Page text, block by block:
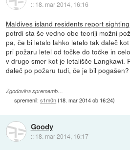
:: 18. mar 2014, 16:16
Maldives island residents report
potrdi sta še vedno obe teoriji možni
pa, če bi letalo lahko letelo tak daleč
pri požaru letel od točke do točke in
v drugo smer kot je letališče Langkawi.
daleč po požaru tudi, če je bil pogašen?
Zgodovina sprememb…
spremenil:s1m0n(18. mar 2014 ob 16:24)
Goody
:: 18. mar 2014, 16:17